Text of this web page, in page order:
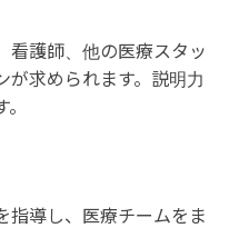
看護師、他の医療スタッ
が求められます。説明力
指導し、医療チームをま